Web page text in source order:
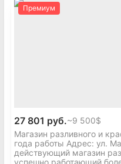
Премиум
27 801 руб.~9 500$
Магазин разливного и
года работы Адрес: ул.
действующий магазин
успешно работающий